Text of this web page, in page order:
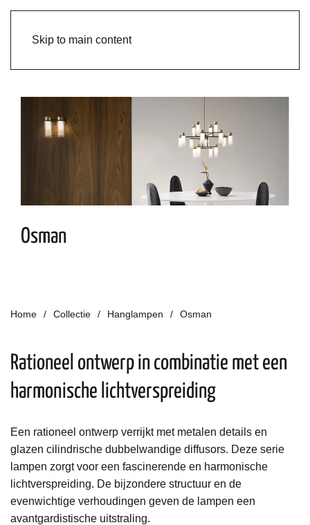
Skip to main content
Osman
Home Collectie Hanglampen Osman
Rationeel ontwerp in combinatie met een
harmonische lichtverspreiding
Een rationeel ontwerp verrijkt met metalen details en
glazen cilindrische dubbelwandige diffusors. Deze serie
lampen zorgt voor een fascinerende en harmonische
lichtverspreiding. De bijzondere structuur en de
evenwichtige verhoudingen geven de lampen een
avantgardistische uitstraling.